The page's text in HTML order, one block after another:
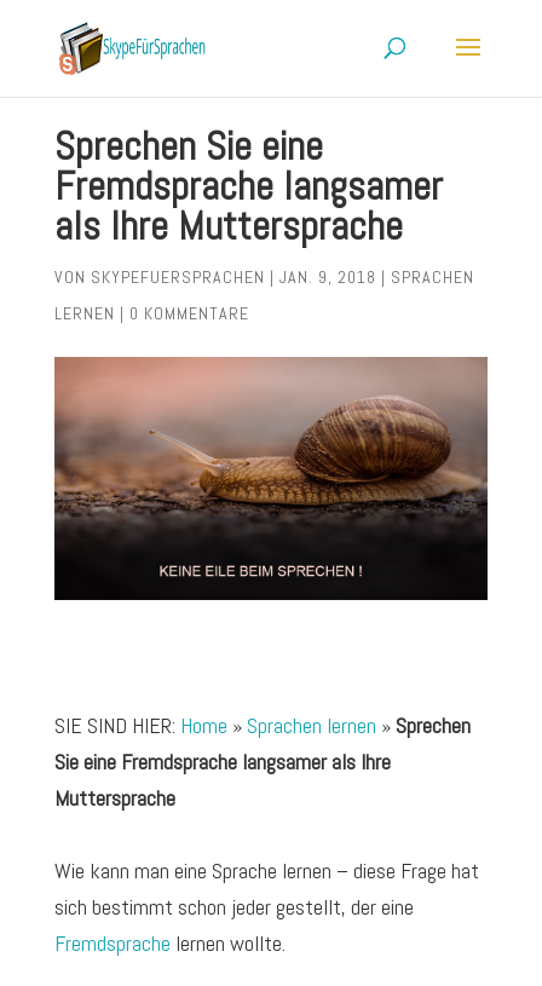
Sprechen Sie eine
Fremdsprache langsamer
als Ihre Muttersprache
VON SKYPEFUERSPRACHEN | JAN. 9, 2018 | SPRACHEN
LERNEN | 0 KOMMENTARE
SIE SIND HIER: Home » Sprachen lernen »Sprechen
Sie eine Fremdsprache langsamer als Ihre
Muttersprache
Wie kann man eine Sprache lernen – diese Frage hat
sich bestimmt schon jeder gestellt, der eine
Fremdsprache lernen wollte.